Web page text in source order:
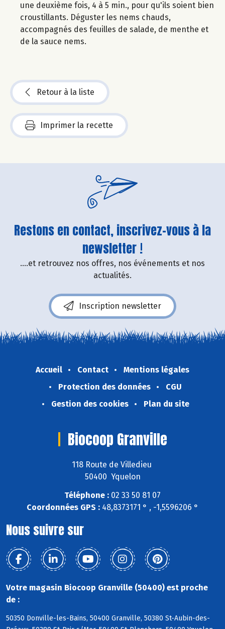
une deuxième fois, 4 à 5 min., pour qu'ils soient bien
croustillants. Déguster les nems chauds,
accompagnés des feuilles de salade, de menthe et
de la sauce nems.
Retour à la liste
Imprimer la recette
Restons en contact, inscrivez-vous à la
newsletter !
....et retrouvez nos offres, nos événements et nos
actualités.
Inscription newsletter
Accueil Contact
Mentions légales
Protection des données
CGU
Gestion des cookies
Plan du site
Biocoop Granville
118 Route de Villedieu
50400 Yquelon
Téléphone : 02 33 50 81 07
Coordonnées GPS : 48,8373171 ° , -1,5596206 °
Nous suivre sur
Votre magasin Biocoop Granville (50400) est proche
de :
50350 Donville-les-Bains, 50400 Granville, 50380 St-Aubin-des-